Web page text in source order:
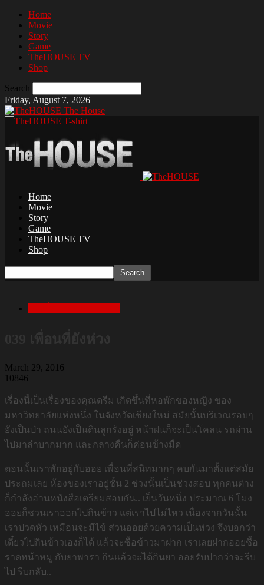
Home
Movie
Story
Game
TheHOUSE TV
Shop
Search
Friday, August 7, 2026
The House
Home
Movie
Story
Game
TheHOUSE TV
Shop
March 29, 2016
10846
เรื่องนี้เป็นเรื่องของคุณดรีม เกิดขึ้นที่หอพักของหญิง ของ
มหาวิทยาลัยแห่งหนึ่ง ในจังหวัดเชียงใหม่ สมัยนั้นบริเวณรอบๆ
ยังเป็นป่า ถนนยังเป็นดินลูกรังอยู่ หน้าฝนก็จะเป็นโคลน รถผ่าน
ไปมาลำบากมาก และกลางคืนก็ค่อนข้างมืด
ตอนนั้นเราพักอยู่กับออย เพื่อนที่สนิทมากๆ คบกันมาตั้งแต่สมัย
ประถมเลย ห้องของเราอยู่ชั้น 2 ช่วงนั้นเป็นช่วงสอบ ทุกคนต่าง
ก็กำลังอ่านหนังสือเตรียมสอบกัน.. เย็นวันหนึ่ง ประมาณ 6 โมง
ออยก็ชวนเราออกไปกินข้าว แต่เราไปไม่ไหว เนื่องจากวันนั้น
เราปวดหัว เหมือนจะมีไข้ ส่วนออยด้วยความเป็นห่วง จึงบอกว่า
เดี๋ยวไปกินข้าวเองก็ได้ แล้วจะซื้อข้าวมาฝาก เราเลยฝากออยซื้อ
ราดหน้าหมู กับยาพารา กินแล้วจะได้กินยา ออยรับปากว่าจะรีบ
ไป รีบกลับ..